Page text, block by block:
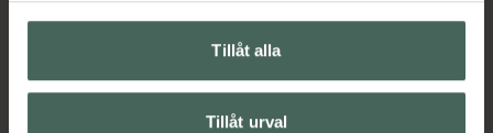
Tillåt alla
Tillåt urval
Upptäck flera produkter inom
Aluminiumfri deodorant